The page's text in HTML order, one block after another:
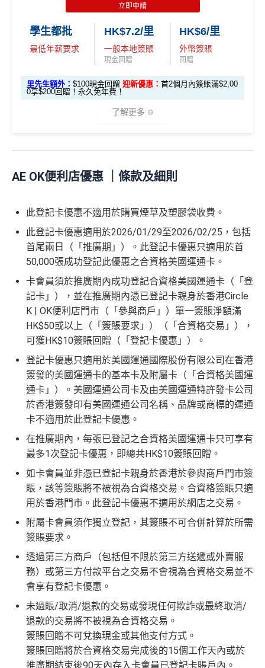
2,000 本地
簽賬)
積分(食盡每季HK$15,00
• 餘下 HK$5,0
積分
(相當於 3,166
外幣簽賬 1
0.75X (第
額外外幣簽賬 HK$1
0,000*10.75X 積分
107,500 A
⭐️ 手機八達通增值獎賞 + 里先生額外賞 ⭐️
值回贈
用基本卡或附屬卡為
Apple Watch / Andro
id) 單次增值滿 HK$6
00
賬回贈
里先生額
外賞
申請完填 FormMrMi
les.hk/exp-form (含
38 新會員 + 成功批卡 5
0 額外里賞金)
88 里賞金#
(由里先生派出)
💰迎新總
計
完成所有條件 (總簽賬
HK$30,000：包括
HK$20,000 本地 +
HK$10,000 外幣)
590,500
AE積分(可
兌換 32,805
里數)
+ HK$550
整個迎新期合共可賺高達32,805里數+HK$550簽賬回
贈+88里賞金#！
條款寫合資格迎新簽賬積分將於簽賬後8個星期內存
入，但實測過係簽賬後3日內就入到！超快手趕住要里數
的話用AE Explorer就啱晒！
首年免年費，其後每年HK$2,200(收咗打去要求免，有
得傾的)
AE啲卡勝在食信用卡迎新
格簽賬，無再細分信用卡交保險/醫療/廣告費/交租果啲
唔計，所以可以放心簽。
#每1里賞金 ≈ HK$1，可兌換FPS轉數快回贈！詳情
es.hk/mmcredit AE Explorer Card優點
新
es.hk/ae-charge-application
里
賞
申請完填FormMrMiles.hk/ap-form賺多88里賞
金#❗️（由里先生派出🎯38新會員+成功批卡50額
(=80,000里數) + HK$50簽賬回贈， 獎賞由AE直接存
本卡會員**：迎新高達76萬AE積分(可換42,222里)+88里
賞金#(由里先生派出)迎新資格：現時持有或於申請日期
起計過去 12 個月內曾持有或取消任何由美國運通香港批
核的信用卡或簽賬卡（不包括美國運通白金卡/半島白金
卡）之基本卡會員。
A
E
白
金
卡
迎
新
項
目
現有客戶迎新優惠詳情
H
K
$5
0
簽
賬
回
贈
首3個月內用基本卡或附屬卡為手機八達通包括
iPhone、Apple Watch或Android手機，單次增
值淨HK$600
76
萬
積
分
簽
賬
迎
首6個月內累積簽賬滿HK$6萬有32萬積分於第
15至17個月期間，進行一次任何金額的合資格
簽賬再有額外32萬積分本地簽賬2X積分，簽賬
HK$60,000再有額外12萬積分 申請連結：MrMil
es.hk/ae-charge-apply/
AE美膳會及餐廳優惠合集
Cafe Deco Group指定餐廳惠顧晚膳
堂食自主餐牌食品﹐星期一至四：2-3人有6折，4-12
人有75折 / 星期五至日：2-12人有75折
美心指定中西食府惠顧晚膳堂食自主餐牌食
（主卡及附屬卡）惠顧聘珍樓、名都酒樓及名都﹐晚
膳堂食自選主餐牌食品及飲品有7折
自選主餐牌食品外賣自取低至75折
（主卡及附屬卡）星期五係百老匯、PALACE或AMC
睇戲買一送一
全年盡享 city’super、LOG-ON 及 cookedDeli97折
惠
積分無限期
每曆年首$120,000簽賬$6=1里
❎缺點
年費要$2,200，即使有AE白金卡都不能免年費
海外簽賬手續費小貴，有2%收費(其他卡做緊1至1.9
5%)
查看更多信用卡詳情及分析...
首2個月內累積簽賬滿HK$6,000賺
HK$500簽賬回贈
首3個月成功增值iPhone 或 Apple watch內八達通滿HK
$300賺HK$100簽賬回贈
基本簽賬1.2%：
HK$72簽賬回贈
申請完填FormMrMiles.hk/bc-form賺多88里賞金#
❗️（由里先生派出🎯38新會員+成功批卡50額外里賞
金）
✅ 優點
所有回贈直接以現金形式直接入落信用卡statement
本地港幣及外幣簽賬無上限現金回贈1.2%
如當面交付保險費用都有1.2%現金回贈！
唔洗煩，簽賬統一1.2%啱晒唔儲里數又唔追優惠嘅朋
友
港幣支付外國註册商戶沒有收費及沒有DCC交易協
議，網上簽賬會少啲機會被收額外手續費
長期有AE信用卡優惠
❎缺點
網上繳費無回贈
無得儲里數
查看更多信用卡詳情及分析...
立即申請
學生都批
最低年薪要求
HK$7.2/里
一般本地簽賬
現金回贈
HK$6/里
外幣簽賬
回贈
里先生額外： $100現金回贈 迎新優惠： 首2個月內簽賬滿$2,00
0享$200回贈！永久免年費！
了解更多
AE Essential信用卡迎新
里先生額外現
金(申請連
結：MrMiles.
hk/ae-essenti
al-apply
免簽賬，7個工作天內
提交所有所需文件批
卡即可
HK$100
簽賬迎新
累積簽賬額滿HK$2,00
0或以上
HK$200
AE Essential迎新優惠冷河期12個月，迎新優惠不適用
於現時持有或於申請日期起計過去 12 個月內曾取消或
曾為任何由美國運通香港批核的信用卡或簽賬卡之基
本卡會員。美國運通保留從卡會員之運通卡賬戶內扣
除有關推薦獎賞及迎新優惠價值之權利而不作事先通
知。
如12 個月內取消該卡，按條款話有可能收返迎新
AE Essential年費及年薪要求
年薪要求：HK$120,000/年 (其實學生都批到)
批得好寬鬆！即使年薪未夠都可以試咗先！
本身準時還款都會批到卡！
年費：永久免年費
亦可繼續使用首2張附屬卡而無須繳付年費
AE Essential特點
Amex唯一一張永久免年費
AE OK便利店優惠 ｜條款及細則
此登記卡優惠不適用於購買煙草及塑膠袋收費。
此登記卡優惠適用於2026/01/29至2026/02/25，包括
首尾兩日（「推廣期」）。此登記卡優惠只適用於首
50,000張成功登記此優惠之合資格美國運通卡。
卡會員須於推廣期內成功登記合資格美國運通卡（「登
記卡」），並在推廣期內憑已登記卡親身於香港Circle
K | OK便利店門市（「參與商戶」）單一簽賬淨額滿
HK$50或以上（「簽賬要求」）（「合資格交易」），
可獲HK$10簽賬回贈（「登記卡優惠」）。
登記卡優惠只適用於美國運通國際股份有限公司在香港
簽發的美國運通卡的基本卡及附屬卡（「合資格美國運
通卡」）。美國運通公司卡及由美國運通特許發卡公司
於香港簽發印有美國運通公司名稱、品牌或商標的運通
卡不適用於此登記卡優惠。
在推廣期內，每張已登記之合資格美國運通卡只可享有
最多1次登記卡優惠，即總共HK$10簽賬回贈。
如卡會員並非憑已登記卡親身於香港於參與商戶門市簽
賬，該等簽賬將不被視為合資格交易。合資格簽賬只適
用於香港門市。此登記卡優惠不適用於網店之交易。
附屬卡會員須作獨立登記，其簽賬不可合併計算於所需
簽賬要求。
透過第三方商戶（包括但不限於第三方送遞或外賣服
務）或第三方付款平台之交易不會視為合資格交易並不
會享有登記卡優惠。
未過賬/取消/退款的交易或發現任何欺詐或最終取消/
退款的交易將不被視為合資格交易。
簽賬回贈不可兌換現金或其他支付方式。
簽賬回贈將於合資格交易完成後的15個工作天內或於
推廣期結束後90天內存入卡會員已登記卡賬戶內。